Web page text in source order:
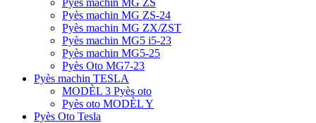
Pyès machin MG ZS-24
Pyès machin MG ZX/ZST
Pyès machin MG5 i5-23
Pyès machin MG5-25
Pyès Oto MG7-23
Pyès machin TESLA
MODÈL 3 Pyès oto
Pyès oto MODÈL Y
Pyès Oto Tesla